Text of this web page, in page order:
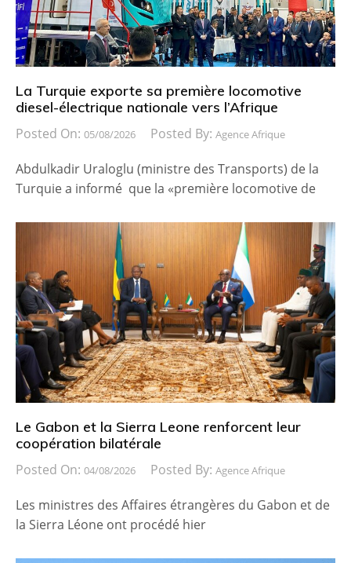
La Turquie exporte sa première locomotive
diesel-électrique nationale vers l’Afrique
Posted On: 05/08/2026 Posted By: Agence Afrique
Abdulkadir Uraloglu (ministre des Transports) de la
Turquie a informé que la «première locomotive de
Le Gabon et la Sierra Leone renforcent leur
coopération bilatérale
Posted On: 04/08/2026 Posted By: Agence Afrique
Les ministres des Affaires étrangères du Gabon et de
la Sierra Léone ont procédé hier